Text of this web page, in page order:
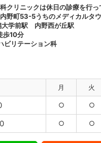
クリニックは休日の診療を行っ
野町53-5うちのメディカルタ
学前駅 内野西が丘駅
歩10分
ビリテーション科
月 火
○ ○
○ ○